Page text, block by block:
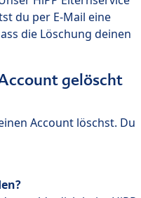
du per E-Mail eine
die Löschung deinen
gelöscht
Account löschst. Du